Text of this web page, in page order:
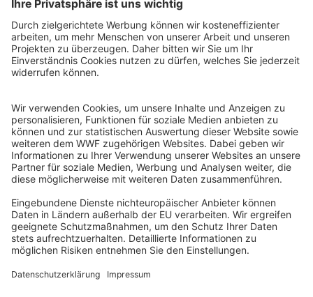
WWF Deutschland
Reinhardtstr. 18
10117 Berlin
Ihre Spende kann steuerlich geltend gemacht werden
Registriert als Stiftung WWF Deutschland, Senatsverwaltung für
Justiz Berlin, Az: 3416/976/2
Umsatzsteuer-Identifikationsnummer: DE 114236103
Freistellungsbescheid: Als gemeinnützige Körperschaft befreit
von der Körperschaftssteuer gem. §5 I 9 KStg. unter der
Steuernummer 27/641/09321